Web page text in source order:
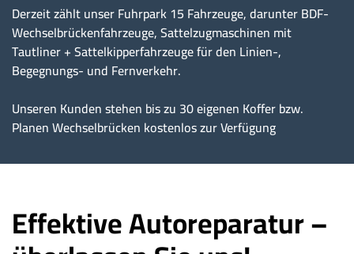
Derzeit zählt unser Fuhrpark 15 Fahrzeuge, darunter BDF-
Wechselbrückenfahrzeuge, Sattelzugmaschinen mit
Tautliner + Sattelkipperfahrzeuge für den Linien-,
Begegnungs- und Fernverkehr.
Unseren Kunden stehen bis zu 30 eigenen Koffer bzw.
Planen Wechselbrücken kostenlos zur Verfügung
Effektive Autoreparatur –